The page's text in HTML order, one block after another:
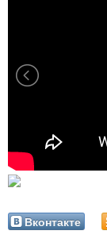
Вконтакте